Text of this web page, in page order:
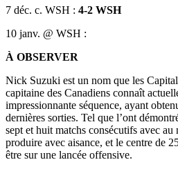
7 déc. c. WSH : 4-2 WSH
10 janv. @ WSH :
À OBSERVER
Nick Suzuki est un nom que les
capitaine des Canadiens connaît
impressionnante séquence, ayant
dernières sorties. Tel que l’ont
sept et huit matchs consécutifs avec
produire avec aisance, et le centre de
être sur une lancée offensive.